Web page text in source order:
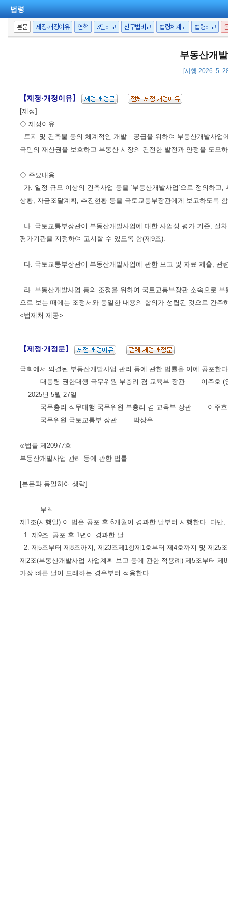
법령
본문 제정·개정이유 연혁 3단비교 신구법비교 법령체계도 법령비교
부동산개
[시행 2026. 5.
【제정·개정이유】
[제정]
◇ 제정이유
토지 및 건축물 등의 체계적인 개발ㆍ공급을 위하여 부동산개발사
국민의 재산권을 보호하고 부동산 시장의 건전한 발전과 안정을 도모
◇ 주요내용
가. 일정 규모 이상의 건축사업 등을 ‘부동산개발사업’으로 정의하
상황, 자금조달계획, 추진현황 등을 국토교통부장관에게 보고하도록
나. 국토교통부장관이 부동산개발사업에 대한 사업성 평가 기준, 절
평가기관을 지정하여 고시할 수 있도록 함(제9조).
다. 국토교통부장관이 부동산개발사업에 관한 보고 및 자료 제출,
라. 부동산개발사업 등의 조정을 위하여 국토교통부장관 소속으로
으로 보는 때에는 조정서와 동일한 내용의 합의가 성립된 것으로 간주
<법제처 제공>
【제정·개정문】
국회에서 의결된 부동산개발사업 관리 등에 관한 법률을 이에 공포한
대통령 권한대행 국무위원 부총리 겸 교육부 장관 이주호 (
2025년 5월 27일
국무총리 직무대행 국무위원 부총리 겸 교육부 장관 이주호
국무위원 국토교통부 장관 박상우
⊙법률 제20977호
부동산개발사업 관리 등에 관한 법률
[본문과 동일하여 생략]
부칙
제1조(시행일) 이 법은 공포 후 6개월이 경과한 날부터 시행한다. 다
1. 제9조: 공포 후 1년이 경과한 날
2. 제5조부터 제8조까지, 제23조제1항제1호부터 제4호까지 및 제25
제2조(부동산개발사업 사업계획 보고 등에 관한 적용례) 제5조부터
가장 빠른 날이 도래하는 경우부터 적용한다.